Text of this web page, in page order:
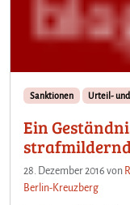
Sanktionen Urteil- und
Ein
28. Dezember 2016 von
Berlin-Kreuzberg